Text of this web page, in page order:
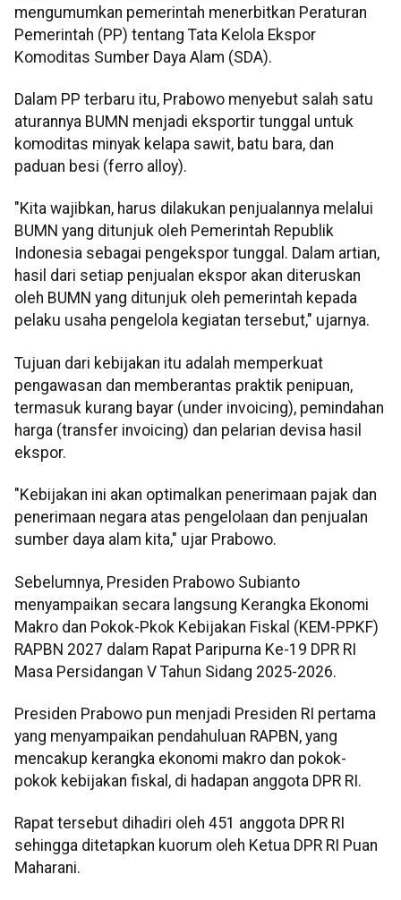
mengumumkan pemerintah menerbitkan Peraturan
Pemerintah (PP) tentang Tata Kelola Ekspor
Komoditas Sumber Daya Alam (SDA).
Dalam PP terbaru itu, Prabowo menyebut salah satu
aturannya BUMN menjadi eksportir tunggal untuk
komoditas minyak kelapa sawit, batu bara, dan
paduan besi (ferro alloy).
"Kita wajibkan, harus dilakukan penjualannya melalui
BUMN yang ditunjuk oleh Pemerintah Republik
Indonesia sebagai pengekspor tunggal. Dalam artian,
hasil dari setiap penjualan ekspor akan diteruskan
oleh BUMN yang ditunjuk oleh pemerintah kepada
pelaku usaha pengelola kegiatan tersebut," ujarnya.
Tujuan dari kebijakan itu adalah memperkuat
pengawasan dan memberantas praktik penipuan,
termasuk kurang bayar (under invoicing), pemindahan
harga (transfer invoicing) dan pelarian devisa hasil
ekspor.
"Kebijakan ini akan optimalkan penerimaan pajak dan
penerimaan negara atas pengelolaan dan penjualan
sumber daya alam kita," ujar Prabowo.
Sebelumnya, Presiden Prabowo Subianto
menyampaikan secara langsung Kerangka Ekonomi
Makro dan Pokok-Pkok Kebijakan Fiskal (KEM-PPKF)
RAPBN 2027 dalam Rapat Paripurna Ke-19 DPR RI
Masa Persidangan V Tahun Sidang 2025-2026.
Presiden Prabowo pun menjadi Presiden RI pertama
yang menyampaikan pendahuluan RAPBN, yang
mencakup kerangka ekonomi makro dan pokok-
pokok kebijakan fiskal, di hadapan anggota DPR RI.
Rapat tersebut dihadiri oleh 451 anggota DPR RI
sehingga ditetapkan kuorum oleh Ketua DPR RI Puan
Maharani.